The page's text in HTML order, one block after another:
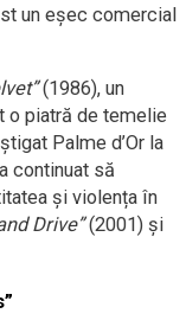
un eșec comercial
(1986), un
o piatră de temelie
Palme d’Or la
continuat să
și violența în
Drive”(2001) și